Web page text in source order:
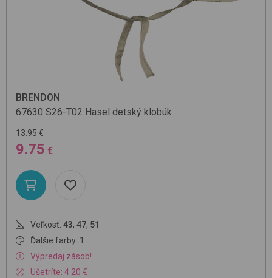
BRENDON
67630 S26-T02 Hasel detský klobúk
13.95 €
9.75 €
Veľkosť: 43, 47, 51
Ďalšie farby: 1
Výpredaj zásob!
Ušetríte: 4.20 €